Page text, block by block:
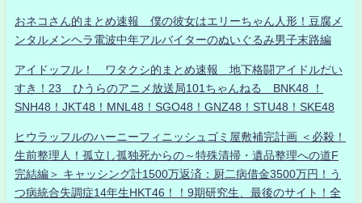
おネコさん的まとめ速報 僕の彼女はエリーちゃん人形！豆腐メ
ンタルメンヘラ電波中年アルバイターのぬいぐるみ男子末路編
アイドッフル！ ワタクシ的まとめ速報 地下格闘アイドルだい
すき！23 ひうらのアニメ放送局101ちゃんねる BNK48 ！
SNH48！JKT48！MNL48！SGO48！GNZ48！STU48！SKE48
ヒウラッフルのハーニーフィニッシュゴミ屋敷補完計画 ＜必殺！
生前整理人！孤立し孤独死からの～特殊清掃・遺品整理への道F
完結編＞ キャッシング計1500万返済：厨二病借金3500万円！う
つ病統合失調症14年生HKT46！！9期研究生、最後のサイト！全